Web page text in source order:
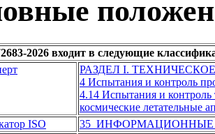
2026 входит в следующие
РАЗДЕЛ I.
4 Испытания и контроль
4.14 Испытания и контроль
космические летательные
ISO
35 ИНФОРМАЦИОННЫЕ